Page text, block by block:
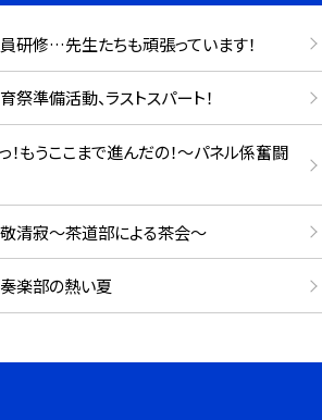
研修…先生たちも頑張っています！
祭準備活動、ラストスパート！
！もうここまで進んだの！～パネル係奮闘
清寂～茶道部による茶会～
楽部の熱い夏